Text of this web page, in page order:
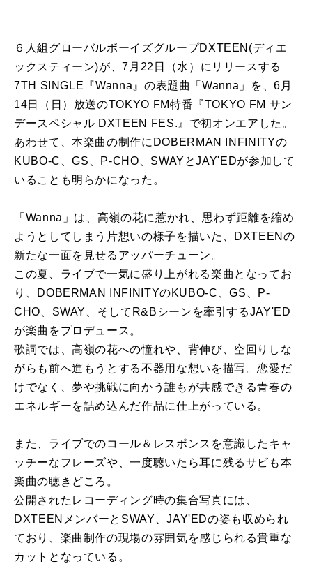
６人組グローバルボーイズグループDXTEEN(ディエ
ックスティーン)が、7月22日（水）にリリースする
7TH SINGLE『Wanna』の表題曲「Wanna」を、6月
14日（日）放送のTOKYO FM特番『TOKYO FM サン
デースペシャル DXTEEN FES.』で初オンエアした。
あわせて、本楽曲の制作にDOBERMAN INFINITYの
KUBO-C、GS、P-CHO、SWAYとJAY'EDが参加して
いることも明らかになった。
「Wanna」は、高嶺の花に惹かれ、思わず距離を縮め
ようとしてしまう片想いの様子を描いた、DXTEENの
新たな一面を見せるアッパーチューン。
この夏、ライブで一気に盛り上がれる楽曲となってお
り、DOBERMAN INFINITYのKUBO-C、GS、P-
CHO、SWAY、そしてR&Bシーンを牽引するJAY'ED
が楽曲をプロデュース。
歌詞では、高嶺の花への憧れや、背伸び、空回りしな
がらも前へ進もうとする不器用な想いを描写。恋愛だ
けでなく、夢や挑戦に向かう誰もが共感できる青春の
エネルギーを詰め込んだ作品に仕上がっている。
また、ライブでのコール＆レスポンスを意識したキャ
ッチーなフレーズや、一度聴いたら耳に残るサビも本
楽曲の聴きどころ。
公開されたレコーディング時の集合写真には、
DXTEENメンバーとSWAY、JAY'EDの姿も収められ
ており、楽曲制作の現場の雰囲気を感じられる貴重な
カットとなっている。